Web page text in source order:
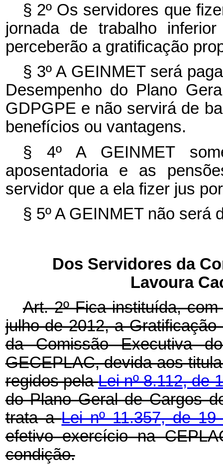
§ 2º Os servidores que
jornada de trabalho
perceberão a gratificação
§ 3º A GEINMET será
Desempenho do Plano
GDPGPE e não servirá de
benefícios ou vantagens.
§ 4º A GEINMET
aposentadoria e as
servidor que a ela fizer jus
§ 5º A GEINMET não será
Dos Servidores da
Lavoura
Art. 2º Fica instituída,
julho de 2012, a
da Comissão Executiva
GECEPLAC, devida aos
regidos pelaLei nº 8.112, de
do Plano Geral de Cargos
trata aLei nº 11.357, de
efetivo exercício na
condição.